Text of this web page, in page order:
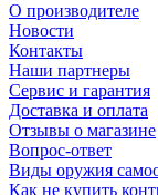
О производителе
Новости
Контакты
Наши партнеры
Сервис и гарантия
Доставка и оплата
Отзывы о магазине
Вопрос-ответ
Виды оружия
Как не купить